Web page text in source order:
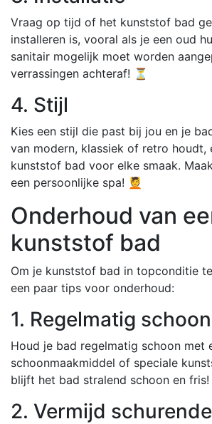
Vraag op tijd of het kunststof bad
installeren is, vooral als je een oud
sanitair mogelijk moet worden
verrassingen achteraf! ⏳
4. Stijl
Kies een stijl die past bij jou en je
van modern, klassiek of retro houdt,
kunststof bad voor elke smaak.
een persoonlijke spa! 💆
Onderhoud van
kunststof bad
Om je kunststof bad in topconditie
een paar tips voor onderhoud:
1. Regelmatig
Houd je bad regelmatig schoon met
schoonmaakmiddel of speciale
blijft het bad stralend schoon en
2. Vermijd